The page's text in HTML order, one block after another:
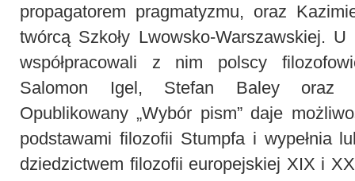
propagatorem pragmatyzmu, oraz
twórcą Szkoły Lwowsko-Warszawskiej.
współpracowali z nim polscy
Salomon Igel, Stefan Baley oraz
Opublikowany „Wybór pism” daje
podstawami filozofii Stumpfa i wypełnia
dziedzictwem filozofii europejskiej XIX i